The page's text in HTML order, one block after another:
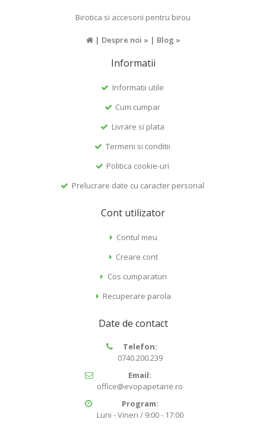
Birotica si accesorii pentru birou
| Despre noi » | Blog »
Informatii
Informatii utile
Cum cumpar
Livrare si plata
Termeni si conditii
Politica cookie-uri
Prelucrare date cu caracter personal
Cont utilizator
Contul meu
Creare cont
Cos cumparaturi
Recuperare parola
Date de contact
Telefon:
0740.200.239
Email:
office@evopapetarie.ro
Program:
Luni - Vineri / 9:00 - 17:00